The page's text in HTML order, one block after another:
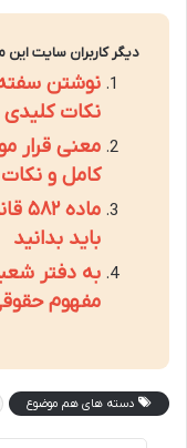
دیگر کاربران سایت
نوشتن
نکات کلیدی
معنی قرار
کامل و
باید بدانید
به دفتر
مفهوم
دسته های هم موضوع